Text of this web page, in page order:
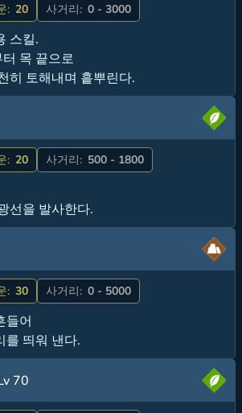
: 20 사거리: 0 - 3000
스킬.
목 끝으로
히 토해내며 흩뿌린다.
: 20 사거리: 500 - 1800
선을 발사한다.
: 30 사거리: 0 - 5000
들어
를 띄워 낸다.
70